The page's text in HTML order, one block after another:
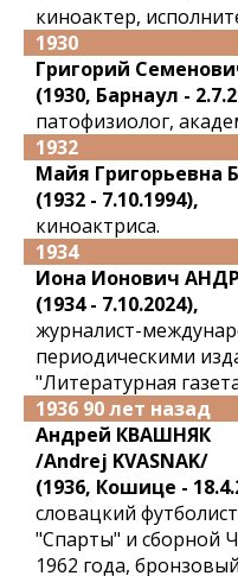
киноактер,
1930
Григорий
(1930, Барнаул -
патофизиолог,
1932
Майя Григорьевна
(1932 - 7.10.1994),
киноактриса.
1934
Иона Ионович
(1934 - 7.10.2024),
журналист-
периодическими
"Литературная
1936 90 лет назад
Андрей КВАШНЯК
/Andrej KVASNAK/
(1936, Кошице -
словацкий
"Спарты" и сборной
1962 года,